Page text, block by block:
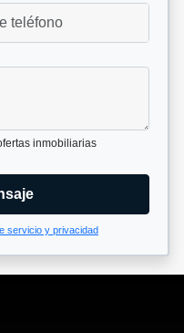
inmobiliarias
servicio y privacidad